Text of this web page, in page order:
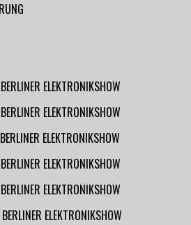
ELEKTRONIKSHOW
ELEKTRONIKSHOW
ELEKTRONIKSHOW
ELEKTRONIKSHOW
ELEKTRONIKSHOW
ELEKTRONIKSHOW